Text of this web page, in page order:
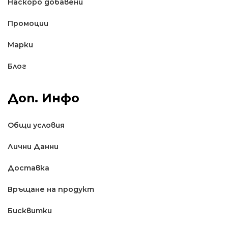
Наскоро добавени
Промоции
Марки
Блог
Доп. Инфо
Общи условия
Лични Данни
Доставкa
Връщане на продукт
Бисквитки